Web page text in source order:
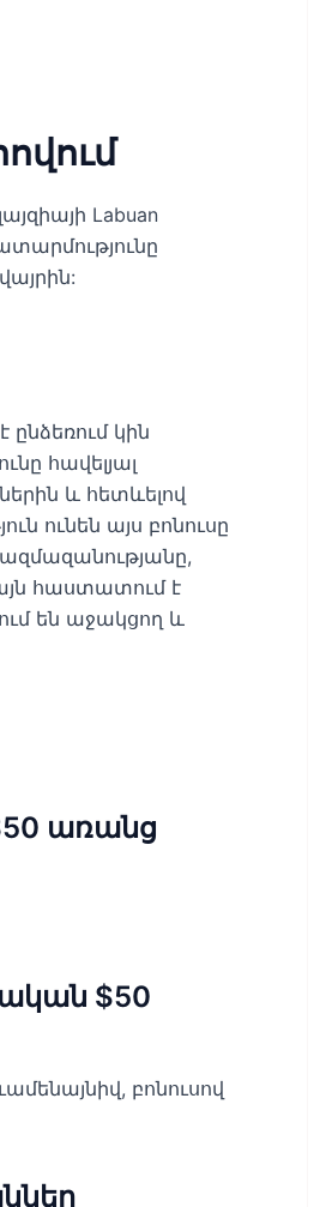
Labuan
ընձեռում կին
հավելյալ
և հետևելով
ունեն այս բոնուսը
հաստատում է
են աջակցող և
առանց
$50
բոնուսով